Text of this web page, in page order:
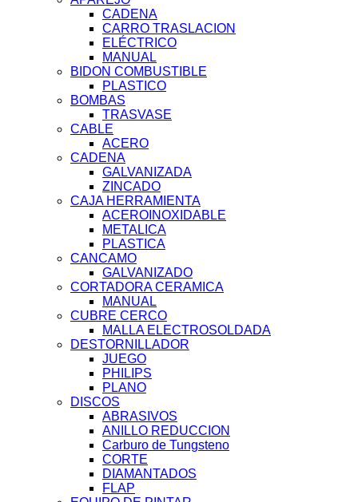
CADENA
CARRO TRASLACION
ELÉCTRICO
MANUAL
BIDON COMBUSTIBLE
PLASTICO
BOMBAS
TRASVASE
CABLE
ACERO
CADENA
GALVANIZADA
ZINCADO
CAJA HERRAMIENTA
ACEROINOXIDABLE
METALICA
PLASTICA
CANCAMO
GALVANIZADO
CORTADORA CERAMICA
MANUAL
CUBRE CERCO
MALLA ELECTROSOLDADA
DESTORNILLADOR
JUEGO
PHILIPS
PLANO
DISCOS
ABRASIVOS
ANILLO REDUCCION
Carburo de Tungsteno
CORTE
DIAMANTADOS
FLAP